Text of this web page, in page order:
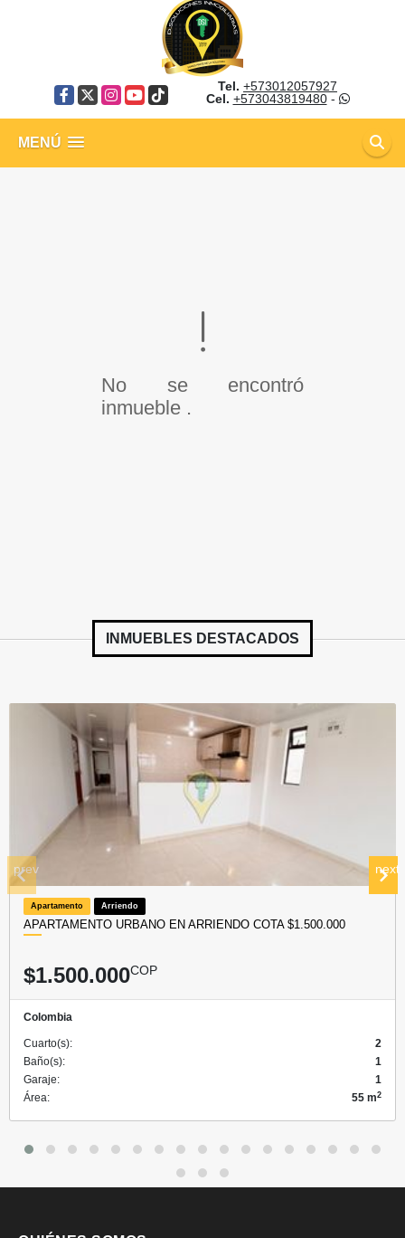
Facebook
X Instagram
YouTube
TikTok
Tel. +573012057927
Cel. +573043819480-
MENÚ
No se encontró
inmueble .
INMUEBLES DESTACADOS
Apartamento Arriendo
APARTAMENTO URBANO EN ARRIENDO COTA $1.500.000
$1.500.000COP
Colombia
Cuarto(s):
2
Baño(s):
1
Garaje:
1
Área:
55 m2
prev next